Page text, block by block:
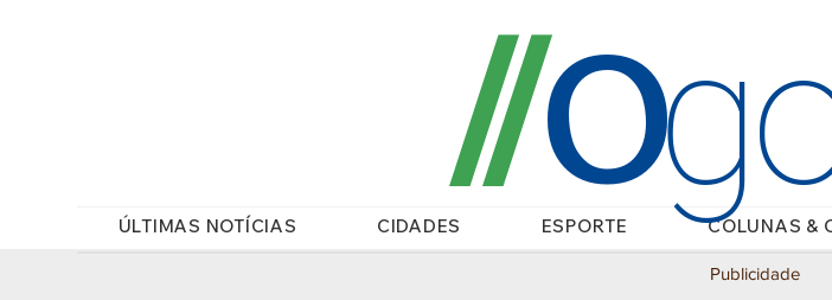
ÚLTIMAS NOTÍCIAS CIDADES ESPORTE COLUNAS &
//O
Publicidade